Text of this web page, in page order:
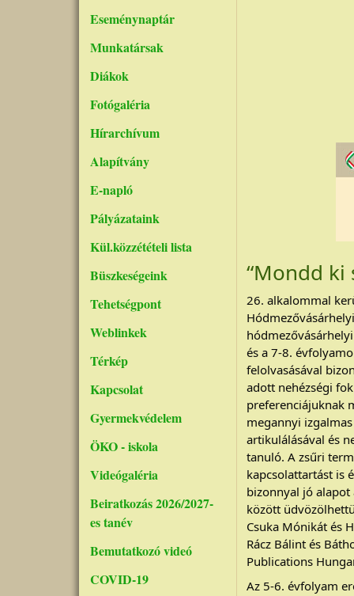
Eseménynaptár
Munkatársak
Diákok
Fotógaléria
Hírarchívum
Alapítvány
E-napló
Pályázataink
Kül.közzétételi lista
Büszkeségeink
Tehetségpont
Weblinkek
Térkép
Kapcsolat
Gyermekvédelem
ÖKO - iskola
Videógaléria
Beiratkozás 2026/2027-
es tanév
Bemutatkozó videó
COVID-19
“Mondd ki
26. alkalommal
és a 7-8.
felolvasásával
adott nehézségi
preferenciájuknak
megannyi
artikulálásával és
tanuló. A zsűri
kapcsolattartást is
bizonnyal jó
között
Csuka Mónikát és
Rácz Bálint és
Publications
Az 5-6. évfolyam